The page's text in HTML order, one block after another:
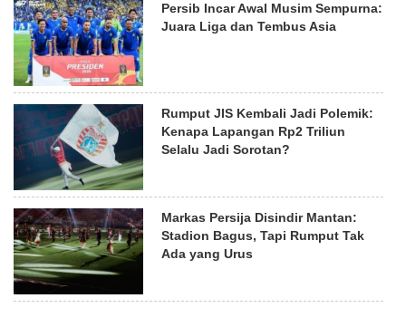
Persib Incar Awal Musim Sempurna:
Juara Liga dan Tembus Asia
Rumput JIS Kembali Jadi Polemik:
Kenapa Lapangan Rp2 Triliun
Selalu Jadi Sorotan?
Markas Persija Disindir Mantan:
Stadion Bagus, Tapi Rumput Tak
Ada yang Urus